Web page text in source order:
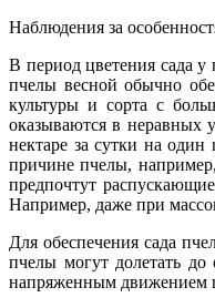
Наблюдения за
В период цветения сада у
пчелы весной обычно
культуры и сорта с
оказываются в неравных
нектаре за сутки на
причине пчелы,
предпочтут
Например, даже при
Для обеспечения сада
пчелы могут долетать
напряженным движением